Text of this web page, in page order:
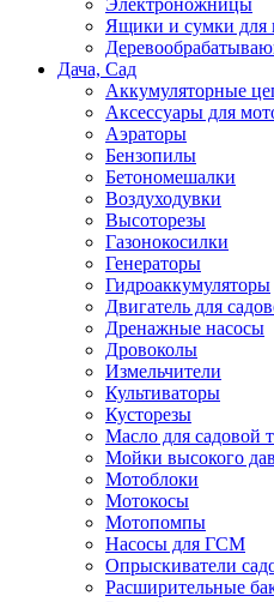
Ящики и сумки для
Дача, Сад
Аккумуляторные
Аксессуары для
Аэраторы
Бензопилы
Бетономешалки
Воздуходувки
Высоторезы
Газонокосилки
Генераторы
Гидроаккумуляторы
Двигатель для
Дренажные насосы
Дровоколы
Измельчители
Культиваторы
Кусторезы
Масло для садовой
Мойки высокого
Мотоблоки
Мотокосы
Мотопомпы
Насосы для ГСМ
Опрыскиватели
Расширительные